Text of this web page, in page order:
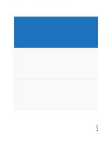
2026SGI LAB SRL